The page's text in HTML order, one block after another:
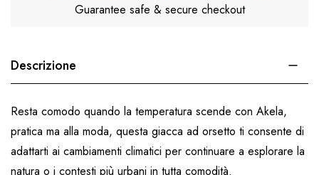
Guarantee safe & secure checkout
Descrizione
Resta comodo quando la temperatura scende con Akela,
pratica ma alla moda, questa giacca ad orsetto ti consente di
adattarti ai cambiamenti climatici per continuare a esplorare la
natura o i contesti più urbani in tutta comodità.